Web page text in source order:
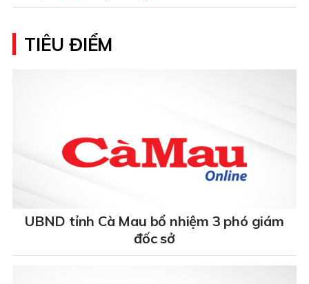
TIÊU ĐIỂM
UBND tỉnh Cà Mau bổ nhiệm 3 phó giám
đốc sở